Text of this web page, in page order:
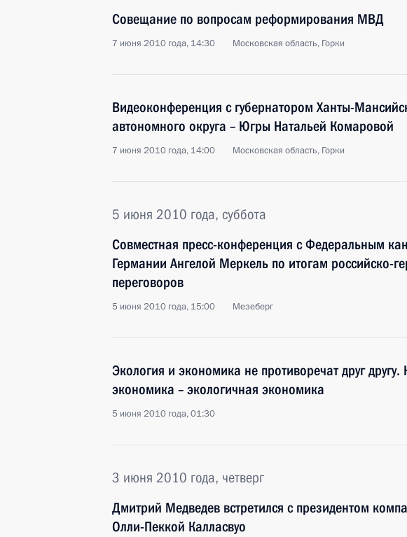
Совещание по вопросам реформирования МВД
7 июня 2010 года, 14:30 Московская область, Горки
Видеоконференция с губернатором Ханты-
автономного округа – Югры Натальей Комаровой
7 июня 2010 года, 14:00 Московская область, Горки
5 июня 2010 года, суббота
Совместная пресс-конференция с Федеральным
Германии Ангелой Меркель по итогам российско-
переговоров
5 июня 2010 года, 15:00 Мезеберг
Экология и экономика не противоречат друг
экономика – экологичная экономика
5 июня 2010 года, 01:30
3 июня 2010 года, четверг
Дмитрий Медведев встретился с президентом
Олли-Пеккой Калласвуо